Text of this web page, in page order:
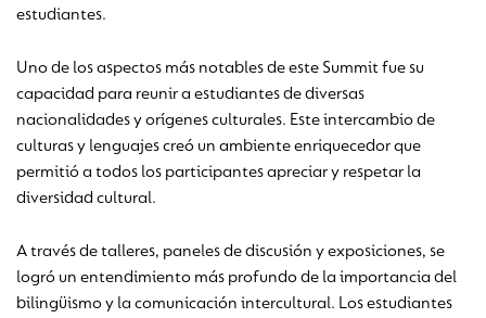
estudiantes.
Uno de los aspectos más notables de este Summit fue su
capacidad para reunir a estudiantes de diversas
nacionalidades y orígenes culturales. Este intercambio de
culturas y lenguajes creó un ambiente enriquecedor que
permitió a todos los participantes apreciar y respetar la
diversidad cultural.
A través de talleres, paneles de discusión y exposiciones, se
logró un entendimiento más profundo de la importancia del
bilingüismo y la comunicación intercultural. Los estudiantes